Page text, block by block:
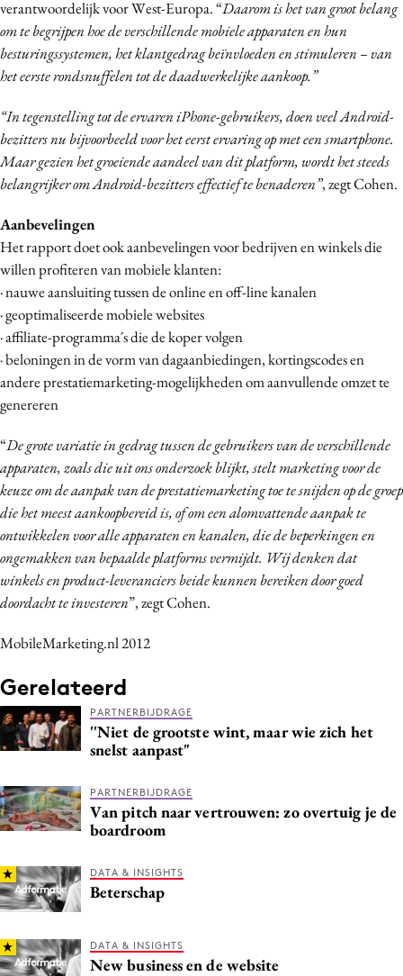
verantwoordelijk voor West-Europa. “Daarom is het van groot belang
om te begrijpen hoe de verschillende mobiele apparaten en hun
besturingssystemen, het klantgedrag beïnvloeden en stimuleren – van
het eerste rondsnuffelen tot de daadwerkelijke aankoop.”
“In tegenstelling tot de ervaren iPhone-gebruikers, doen veel Android-
bezitters nu bijvoorbeeld voor het eerst ervaring op met een smartphone.
Maar gezien het groeiende aandeel van dit platform, wordt het steeds
belangrijker om Android-bezitters effectief te benaderen”, zegt Cohen.
Aanbevelingen
Het rapport doet ook aanbevelingen voor bedrijven en winkels die
willen profiteren van mobiele klanten:
· nauwe aansluiting tussen de online en off-line kanalen
· geoptimaliseerde mobiele websites
· affiliate-programma´s die de koper volgen
· beloningen in de vorm van dagaanbiedingen, kortingscodes en
andere prestatiemarketing-mogelijkheden om aanvullende omzet te
genereren
“De grote variatie in gedrag tussen de gebruikers van de verschillende
apparaten, zoals die uit ons onderzoek blijkt, stelt marketing voor de
keuze om de aanpak van de prestatiemarketing toe te snijden op de groep
die het meest aankoopbereid is, of om een alomvattende aanpak te
ontwikkelen voor alle apparaten en kanalen, die de beperkingen en
ongemakken van bepaalde platforms vermijdt. Wij denken dat
winkels en product-leveranciers beide kunnen bereiken door goed
doordacht te investeren”, zegt Cohen.
MobileMarketing.nl 2012
Gerelateerd
PARTNERBIJDRAGE
''Niet de grootste wint, maar wie zich het
snelst aanpast"
PARTNERBIJDRAGE
Van pitch naar vertrouwen: zo overtuig je de
boardroom
DATA & INSIGHTS
Beterschap
DATA & INSIGHTS
New business en de website